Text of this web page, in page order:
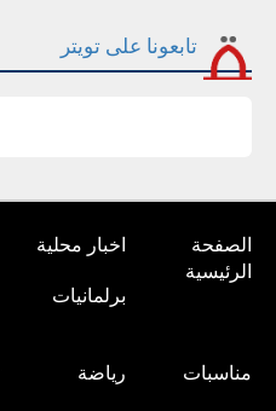
تابعونا على تويتر
الصفحة
الرئيسية
اخبار محلية
برلمانيات
مناسبات رياضة